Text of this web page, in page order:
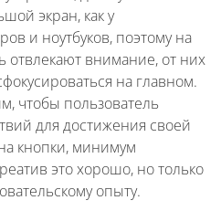
экран, как у
и ноутбуков, поэтому на
отвлекают внимание, от них
на главном.
чтобы пользователь
для достижения своей
кнопки, минимум
это хорошо, но только
опыту.